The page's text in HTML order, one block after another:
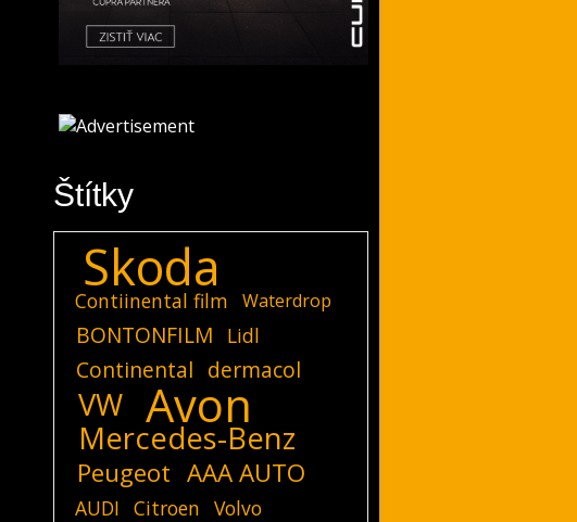
Štítky
Skoda
Contiinental film Waterdrop
BONTONFILM Lidl
Continental dermacol
VW Avon
Mercedes-Benz
Peugeot AAA AUTO
AUDI Citroen Volvo